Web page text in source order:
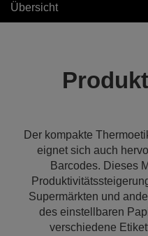
Übersicht
Der kompakte
eignet sich auch
Barcodes. Dieses
Supermärkten und
des einstellbaren
verschiedene